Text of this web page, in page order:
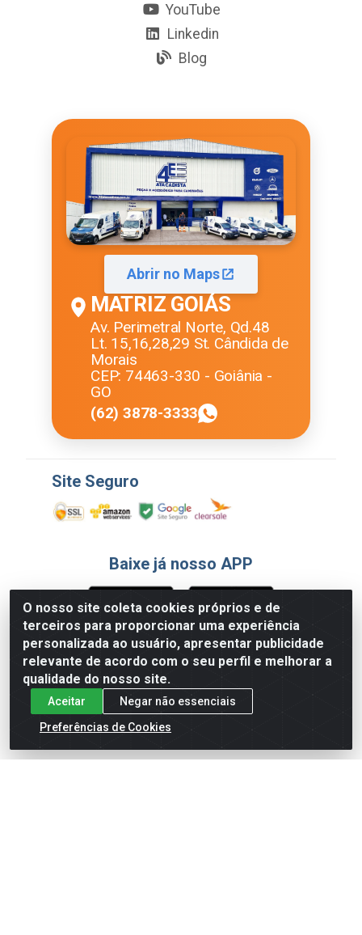
O nosso site coleta cookies próprios e de
terceiros para proporcionar uma experiência
personalizada ao usuário, apresentar publicidade
relevante de acordo com o seu perfil e melhorar a
qualidade do nosso site.
Aceitar
Negar não essenciais
Preferências de Cookies
YouTube
Linkedin
Blog
Abrir no Maps
MATRIZ GOIÁS
Av. Perimetral Norte, Qd.48
Lt. 15,16,28,29 St. Cândida de
Morais
CEP: 74463-330 - Goiânia -
GO
(62) 3878-3333
Site Seguro
Baixe já nosso APP
Formas de Pagamento